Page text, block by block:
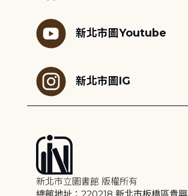
新北市圖Youtube
新北市圖IG
新北市立圖書館 版權所有